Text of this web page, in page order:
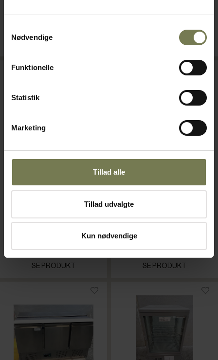
Nødvendige
Funktionelle
Statistik
Marketing
Tillad alle
Tillad udvalgte
Kun nødvendige
18.244,00 kr./stk.
6.990,00 kr./stk.
SE PRODUKT
Ismaskine Telme Poker A
Din pris (ekskl. moms)
SE PRODUKT
Nemox Nemox Hurtigblender
Varenr: 88805002
15.990,00 kr./stk.
SE PRODUKT